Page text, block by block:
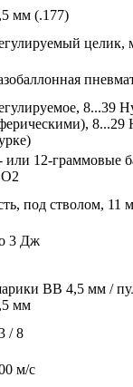
мм (.177)
целик,
8...39
8...29
или 12-граммовые
под стволом, 11
3 Дж
BB 4,5 мм /
мм
/ 8
м/с